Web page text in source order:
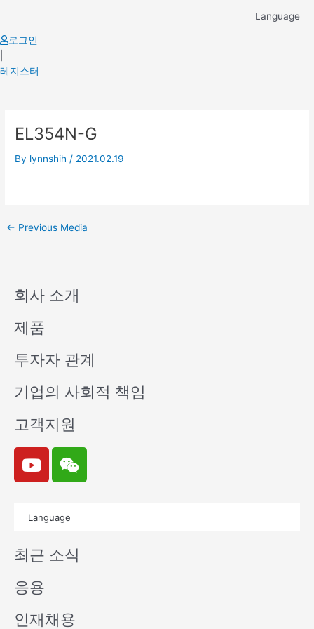
content
Language
로그인
레지스터
EL354N-G
By lynnshih / 2021.02.19
navigation
← Previous Media
회사 소개
제품
투자자 관계
기업의 사회적 책임
고객지원
Y
o
u
e
W
e
i
n
Language
최근 소식
응용
인재채용